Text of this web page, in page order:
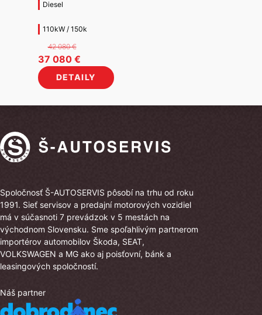
Diesel
110kW / 150k
42 080€
Pôvodná
cena
bola:
37 080 €Aktuálna
cena
je:
DETAILY
Spoločnosť Š-AUTOSERVIS pôsobí na trhu od roku
1991. Sieť servisov a predajní motorových vozidiel
má v súčasnoti 7 prevádzok v 5 mestách na
východnom Slovensku. Sme spoľahlivým partnerom
importérov automobilov Škoda, SEAT,
VOLKSWAGEN a MG ako aj poisťovní, bánk a
leasingových spoločností.
Náš partner